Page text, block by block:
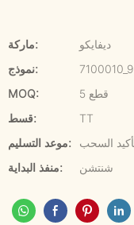
ماركة:
ديفايكو
نموذج:
7100010_9
MOQ:
5 قطع
قسط:
TT
موعد التسليم:
منفذ البداية:
شنتشن